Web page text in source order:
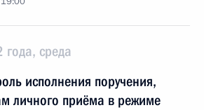
среда
исполнения поручения,
личного приёма в режиме